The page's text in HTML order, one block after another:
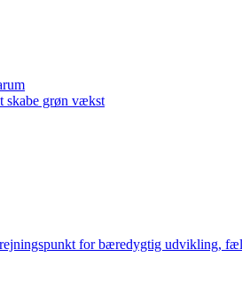
skabe grøn vækst
for bæredygtig udvikling,